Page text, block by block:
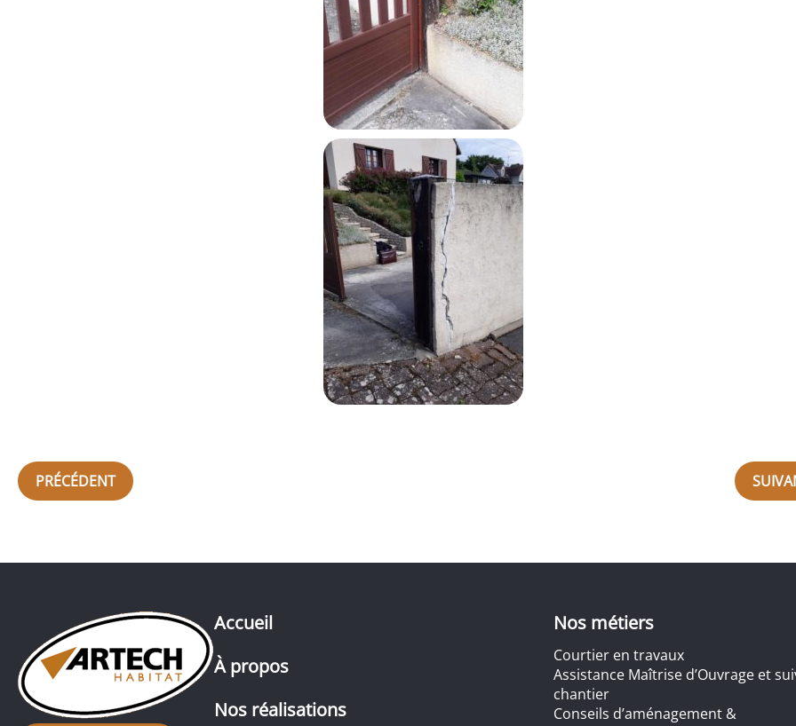
PRÉCÉDENT
Accueil
À propos
Nos réalisations
Nos métiers
Courtier en travaux
Assistance Maîtrise d’Ouvrage et
chantier
Conseils d’aménagement &